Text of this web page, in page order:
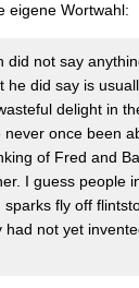
eigene Wortwahl:
did not say
he did say is
delight in
never once been
of Fred and
I guess people
fly off
had not yet